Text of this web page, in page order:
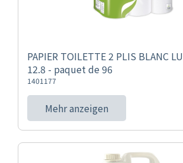
PAPIER TOILETTE 2 PLIS BLANC
12.8 - paquet de 96
1401177
Mehr anzeigen